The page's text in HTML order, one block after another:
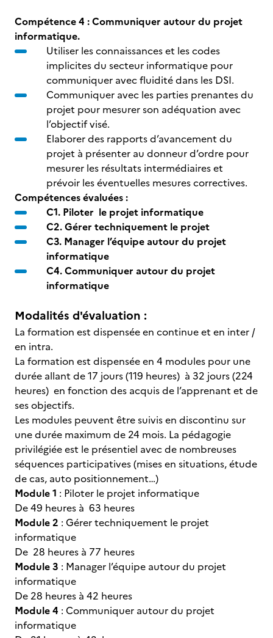
Compétence 4 : Communiquer autour du projet
informatique.
Utiliser les connaissances et les codes
implicites du secteur informatique pour
communiquer avec fluidité dans les DSI.
Communiquer avec les parties prenantes du
projet pour mesurer son adéquation avec
l’objectif visé.
Elaborer des rapports d’avancement du
projet à présenter au donneur d’ordre pour
mesurer les résultats intermédiaires et
prévoir les éventuelles mesures correctives.
Compétences évaluées :
C1. Piloter le projet informatique
C2. Gérer techniquement le projet
C3. Manager l’équipe autour du projet
informatique
C4. Communiquer autour du projet
informatique
Modalités d'évaluation :
La formation est dispensée en continue et en inter /
en intra.
La formation est dispensée en 4 modules pour une
durée allant de 17 jours (119 heures) à 32 jours (224
heures) en fonction des acquis de l’apprenant et de
ses objectifs.
Les modules peuvent être suivis en discontinu sur
une durée maximum de 24 mois. La pédagogie
privilégiée est le présentiel avec de nombreuses
séquences participatives (mises en situations, étude
de cas, auto positionnement…)
Module 1 : Piloter le projet informatique
De 49 heures à 63 heures
Module 2 : Gérer techniquement le projet
informatique
De 28 heures à 77 heures
Module 3 : Manager l’équipe autour du projet
informatique
De 28 heures à 42 heures
Module 4 : Communiquer autour du projet
informatique